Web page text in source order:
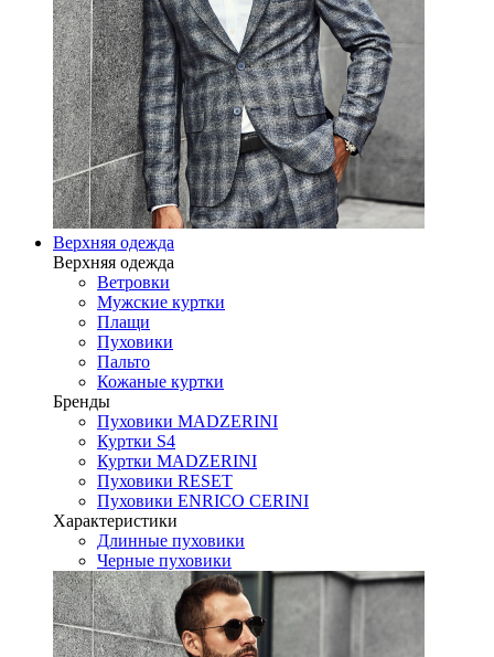
Верхняя одежда
Верхняя одежда
Ветровки
Мужские куртки
Плащи
Пуховики
Пальто
Кожаные куртки
Бренды
Пуховики MADZERINI
Куртки S4
Куртки MADZERINI
Пуховики RESET
Пуховики ENRICO CERINI
Характеристики
Длинные пуховики
Черные пуховики